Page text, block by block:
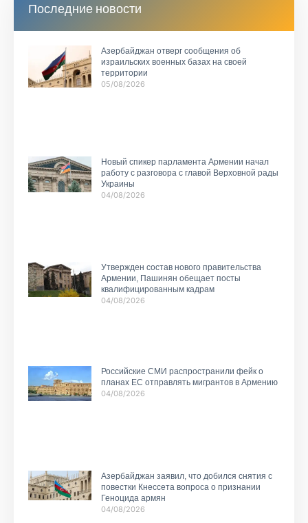
Последние новости
Азербайджан отверг сообщения об
израильских военных базах на своей
территории
05/08/2026
Новый спикер парламента Армении начал
работу с разговора с главой Верховной рады
Украины
04/08/2026
Утвержден состав нового правительства
Армении, Пашинян обещает посты
квалифицированным кадрам
04/08/2026
Российские СМИ распространили фейк о
планах ЕС отправлять мигрантов в Армению
04/08/2026
Азербайджан заявил, что добился снятия с
повестки Кнессета вопроса о признании
Геноцида армян
04/08/2026